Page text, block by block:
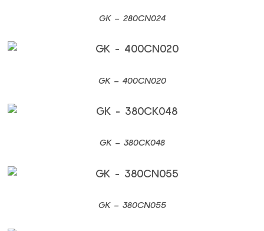
GK – 280CN024
GK – 400CN020
GK – 380CK048
GK – 380CN055